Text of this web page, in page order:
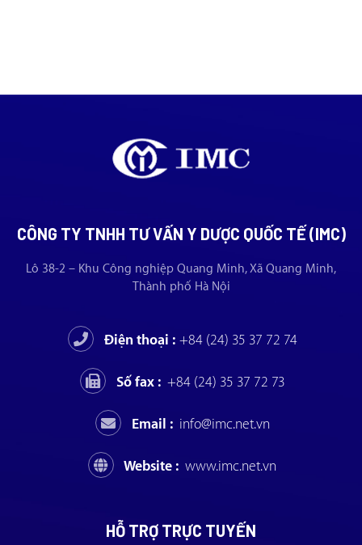
CÔNG TY TNHH TƯ VẤN Y DƯỢC QUỐC TẾ (IMC)
Lô 38-2 – Khu Công nghiệp Quang Minh, Xã Quang Minh,
Thành phố Hà Nội
Điện thoại : +84 (24) 35 37 72 74
Số fax : +84 (24) 35 37 72 73
Email : info@imc.net.vn
Website : www.imc.net.vn
HỖ TRỢ TRỰC TUYẾN